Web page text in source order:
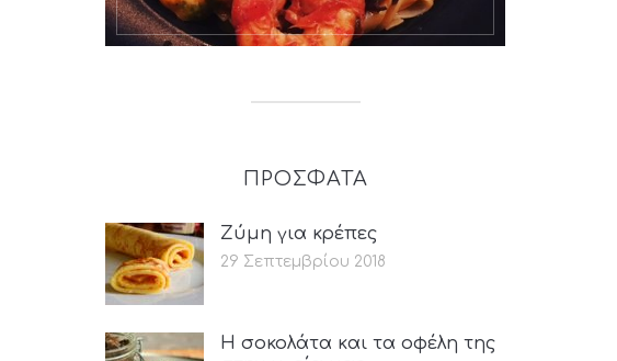
ΠΡΟΣΦΑΤΑ
Ζύμη για κρέπες
29 Σεπτεμβρίου 2018
Η σοκολάτα και τα οφέλη της